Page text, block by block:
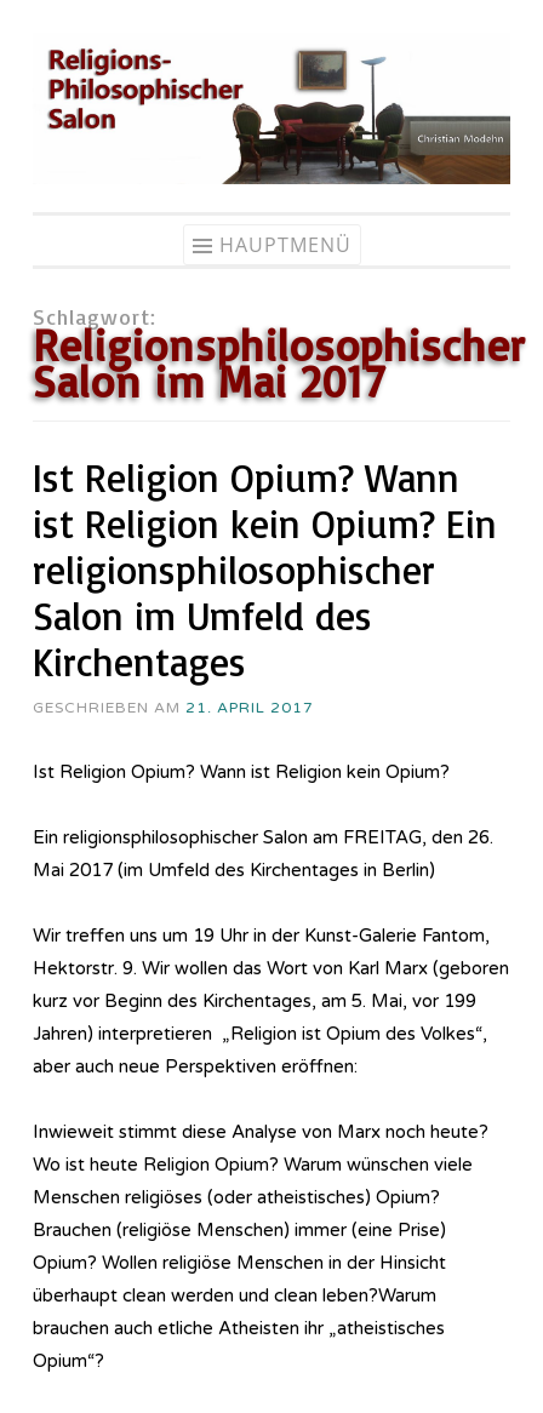
Zum
Inhalt
springen
HAUPTMENÜ
Schlagwort:
Religionsphilosophischer
Salon im Mai 2017
Ist Religion Opium? Wann
ist Religion kein Opium? Ein
religionsphilosophischer
Salon im Umfeld des
Kirchentages
GESCHRIEBEN AM 21. APRIL 2017
Ist Religion Opium? Wann ist Religion kein Opium?
Ein religionsphilosophischer Salon am FREITAG, den 26.
Mai 2017 (im Umfeld des Kirchentages in Berlin)
Wir treffen uns um 19 Uhr in der Kunst-Galerie Fantom,
Hektorstr. 9. Wir wollen das Wort von Karl Marx (geboren
kurz vor Beginn des Kirchentages, am 5. Mai, vor 199
Jahren) interpretieren „Religion ist Opium des Volkes“,
aber auch neue Perspektiven eröffnen:
Inwieweit stimmt diese Analyse von Marx noch heute?
Wo ist heute Religion Opium? Warum wünschen viele
Menschen religiöses (oder atheistisches) Opium?
Brauchen (religiöse Menschen) immer (eine Prise)
Opium? Wollen religiöse Menschen in der Hinsicht
überhaupt clean werden und clean leben?Warum
brauchen auch etliche Atheisten ihr „atheistisches
Opium“?